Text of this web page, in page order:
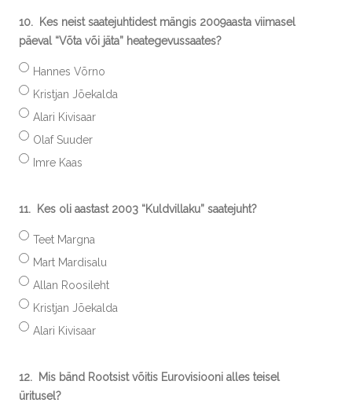
10.
Kes neist saatejuhtidest mängis 2009aasta viimasel
päeval “Võta või jäta” heategevussaates?
Hannes Võrno
Kristjan Jõekalda
Alari Kivisaar
Olaf Suuder
Imre Kaas
11. Kes oli aastast 2003 “Kuldvillaku” saatejuht?
Teet Margna
Mart Mardisalu
Allan Roosileht
Kristjan Jõekalda
Alari Kivisaar
12.
Mis bänd Rootsist võitis Eurovisiooni alles teisel
üritusel?